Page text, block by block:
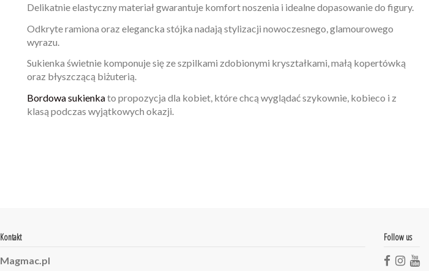
Delikatnie elastyczny materiał gwarantuje komfort noszenia i idealne dopasowanie do figury.
Odkryte ramiona oraz elegancka stójka nadają stylizacji nowoczesnego, glamourowego
wyrazu.
Sukienka świetnie komponuje się ze szpilkami zdobionymi kryształkami, małą kopertówką
oraz błyszczącą biżuterią.
Bordowa sukienkato propozycja dla kobiet, które chcą wyglądać szykownie, kobieco i z
klasą podczas wyjątkowych okazji.
Kontakt
Magmac.pl
Follow us